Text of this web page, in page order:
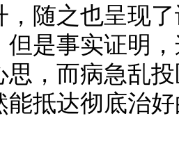
，随之也呈现
但是事实证明
思，而病急乱
能抵达彻底治